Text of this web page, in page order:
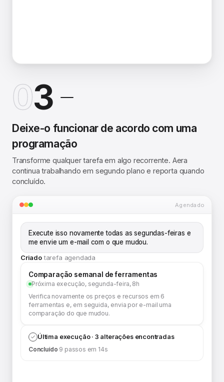
03
Deixe-o funcionar de acordo com uma
programação
Transforme qualquer tarefa em algo recorrente. Aera
continua trabalhando em segundo plano e reporta quando
concluído.
Agendado
Execute isso novamente todas as segundas-feiras e
me envie um e-mail com o que mudou.
Criado tarefa agendada
Comparação semanal de ferramentas
Próxima execução, segunda-feira, 8h
Verifica novamente os preços e recursos em 6
ferramentas e, em seguida, envia por e-mail uma
comparação do que mudou.
Última execução · 3 alterações encontradas
Concluído 9 passos em 14s